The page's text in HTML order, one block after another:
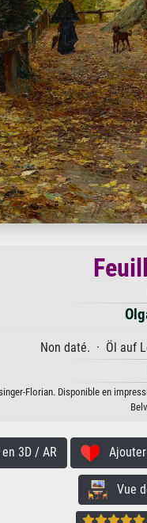
Non daté. · Öl auf
Florian. Disponible en
3D / AR
Vue